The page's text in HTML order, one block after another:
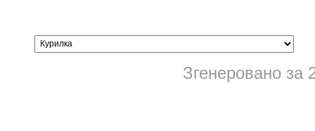
Згенеровано за